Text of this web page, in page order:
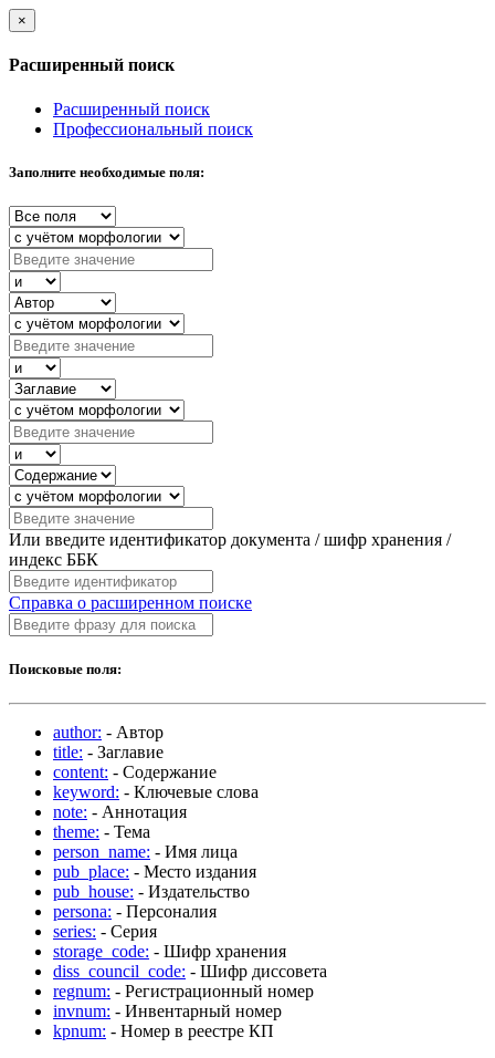
×
Расширенный поиск
Расширенный поиск
Профессиональный поиск
Заполните необходимые поля:
Или введите идентификатор документа / шифр хранения /
индекс ББК
Справка о расширенном поиске
Поисковые поля:
author: - Автор
title: - Заглавие
content: - Содержание
keyword: - Ключевые слова
note: - Аннотация
theme: - Тема
person_name: - Имя лица
pub_place: - Место издания
pub_house: - Издательство
persona: - Персоналия
series: - Серия
storage_code: - Шифр хранения
diss_council_code: - Шифр диссовета
regnum: - Регистрационный номер
invnum: - Инвентарный номер
kpnum: - Номер в реестре КП